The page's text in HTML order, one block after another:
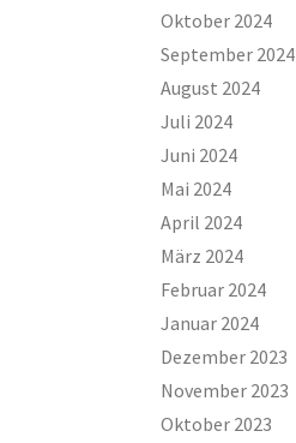
Oktober 2024
September 2024
August 2024
Juli 2024
Juni 2024
Mai 2024
April 2024
März 2024
Februar 2024
Januar 2024
Dezember 2023
November 2023
Oktober 2023